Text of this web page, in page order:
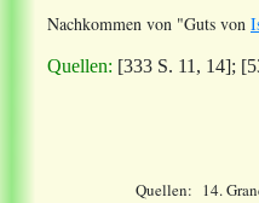
Nachkommen von "Guts von
Quellen: [333 S. 11, 14];
Quellen: 14.